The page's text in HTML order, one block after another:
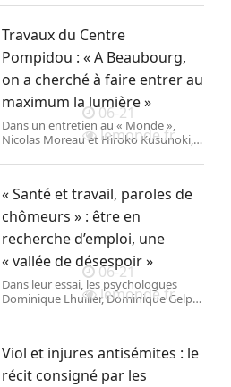
dans la Constitution l’interdiction,
certains emplois publics.
Travaux du Centre
Pompidou : « A Beaubourg,
on a cherché à faire entrer au
maximum la lumière »
Dans un entretien au « Monde »,
Nicolas Moreau et Hiroko Kusunoki,
lauréate du concours pour le
parisien, expliquent qu’ils ont conçu
un projet fidèle à l’esprit d’origine.
06-21
lemonde.fr
« Santé et travail, paroles de
chômeurs » : être en
recherche d’emploi, une
« vallée de désespoir »
Dans leur essai, les psychologues
Dominique Lhuilier, Dominique Gelpe
démontrent que « le temps du
des effets du travail sur la santé ».
06-21
lemonde.fr
Viol et injures antisémites : le
récit consigné par les